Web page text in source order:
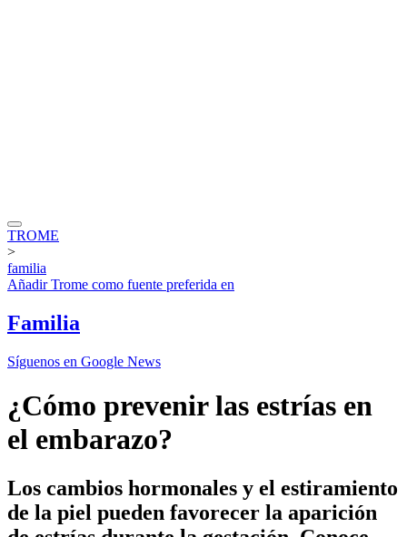
TROME
>
familia
AñadirTrome como fuente preferida en
Familia
Síguenos en Google News
¿Cómo prevenir las estrías en
el embarazo?
Los cambios hormonales y el estiramiento
de la piel pueden favorecer la aparición